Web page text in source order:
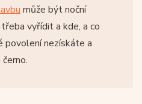
může být noční
vyřídit a kde, a co
povolení nezískáte a